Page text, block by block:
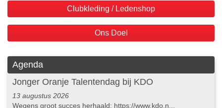
Clubkleding / Ledenshop
Ons Doel
Agenda
Jonger Oranje Talentendag bij KDO
13 augustus 2026
Wegens groot succes herhaald: https://www.kdo.n...